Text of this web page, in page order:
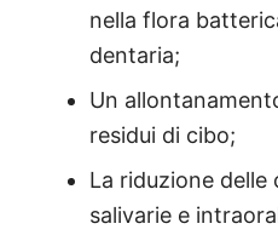
nella flora
dentaria;
Un
residui di cibo;
La riduzione
salivarie e